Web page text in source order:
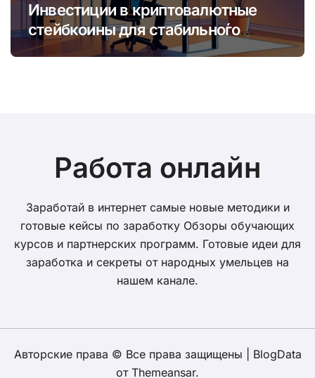
Инвестиции в криптовалютные
стейбкоины для стабильно́го
онлайн-заработка в условиях
Работа онлайн
Заработай в интернет самые новые методики и
готовые кейсы по заработку Обзоры обучающих
курсов и партнерских программ. Готовые идеи для
заработка и секреты от народных умельцев на
нашем канале.
Авторские права © Все права защищены
BlogData
от Themeansar.